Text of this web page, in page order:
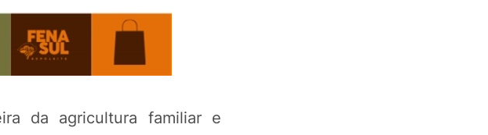
da agricultura familiar e